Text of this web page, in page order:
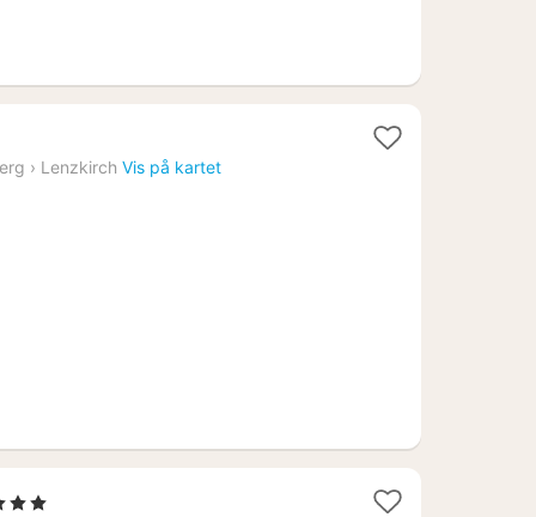
› Lenzkirch Vis på kartet
Stjerner